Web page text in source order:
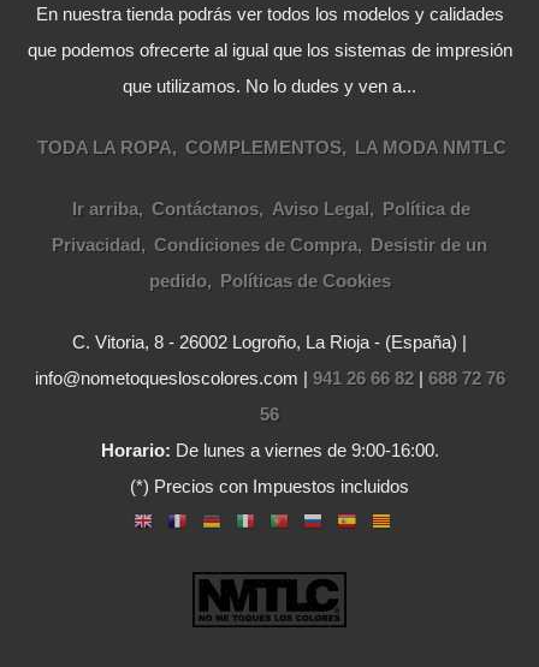
En nuestra tienda podrás ver todos los modelos y calidades
que podemos ofrecerte al igual que los sistemas de impresión
que utilizamos. No lo dudes y ven a...
TODA LA ROPA COMPLEMENTOS LA MODA NMTLC
Ir arriba Contáctanos Aviso Legal
Política de
Privacidad
Condiciones de Compra
Desistir de un
pedido
Políticas de Cookies
C. Vitoria, 8 - 26002 Logroño, La Rioja - (España) |
info@nometoquesloscolores.com | 941 26 66 82| 688 72 76
56
Horario: De lunes a viernes de 9:00-16:00.
(*) Precios con Impuestos incluidos